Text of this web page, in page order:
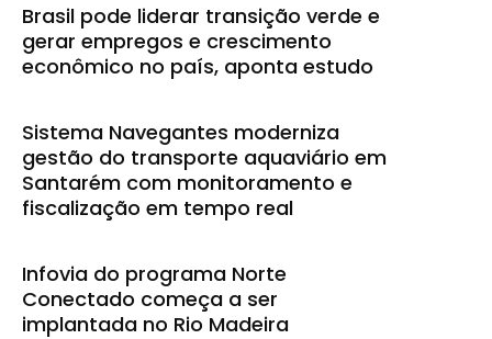
Brasil pode liderar transição verde e
gerar empregos e crescimento
econômico no país, aponta estudo
Sistema Navegantes moderniza
gestão do transporte aquaviário em
Santarém com monitoramento e
fiscalização em tempo real
Infovia do programa Norte
Conectado começa a ser
implantada no Rio Madeira